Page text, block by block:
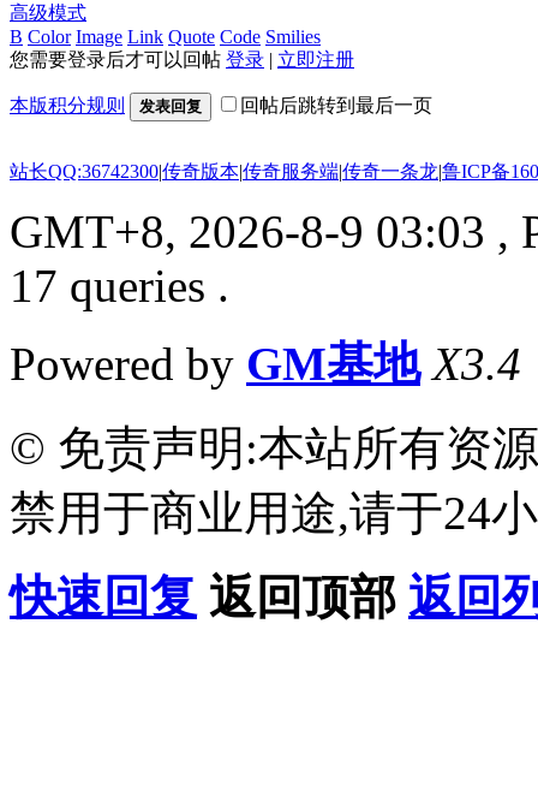
高级模式
B Color Image Link Quote Code Smilies
您需要登录后才可以回帖 登录 | 立即注册
本版积分规则 发表回复 回帖后跳转到最后一页
站长QQ:36742300|传奇版本|传奇服务端|传奇一条龙|鲁ICP备
GMT+8, 2026-8-9 03:03 ,
17 queries .
Powered by GM基地 X3.4
© 免责声明:本站所有资
禁用于商业用途,请于24
快速回复 返回顶部 返回